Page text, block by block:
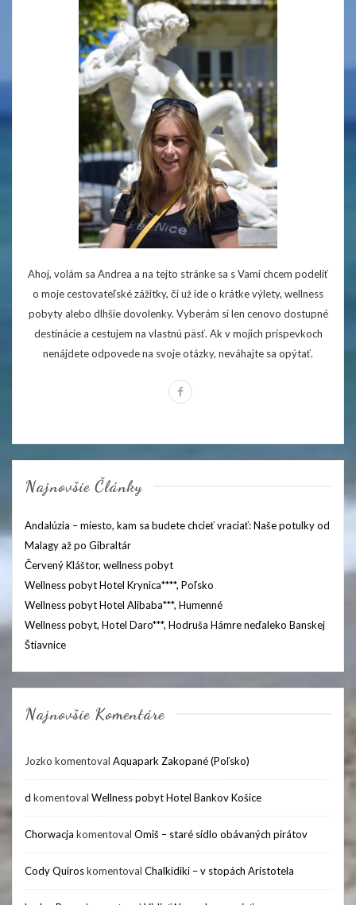
Ahoj, volám sa Andrea a na tejto stránke sa s Vami chcem podeliť
o moje cestovateľské zážitky, či už ide o krátke výlety, wellness
pobyty alebo dlhšie dovolenky. Vyberám si len cenovo dostupné
destinácie a cestujem na vlastnú päsť. Ak v mojich príspevkoch
nenájdete odpovede na svoje otázky, neváhajte sa opýtať.
Najnovšie Články
Andalúzia – miesto, kam sa budete chcieť vraciať: Naše potulky od
Malagy až po Gibraltár
Červený Kláštor, wellness pobyt
Wellness pobyt Hotel Krynica****, Poľsko
Wellness pobyt Hotel Alibaba***, Humenné
Wellness pobyt, Hotel Daro***, Hodruša Hámre neďaleko Banskej
Štiavnice
Najnovšie Komentáre
Jozko komentoval Aquapark Zakopané (Poľsko)
d komentoval Wellness pobyt Hotel Bankov Košice
Chorwacja komentoval Omiš – staré sídlo obávaných pirátov
Cody Quiroskomentoval Chalkidiki – v stopách Aristotela